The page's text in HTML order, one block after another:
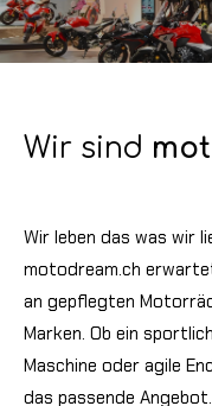
Wir sind
Wir leben das was wir
motodream.ch
an gepflegten
Marken. Ob ein
Maschine oder agile
das passende Angebot.